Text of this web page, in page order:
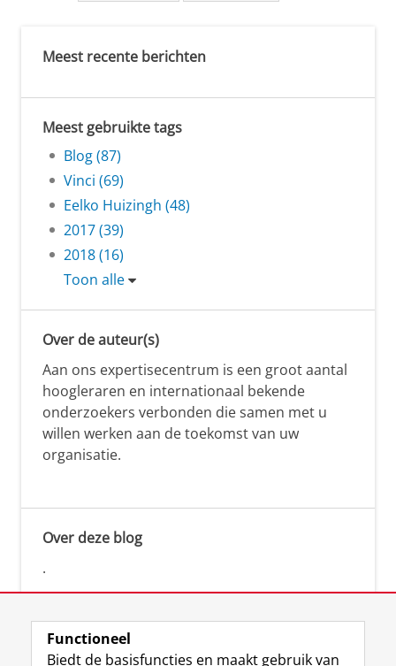
Meest recente berichten
Meest gebruikte tags
Blog (87)
Vinci (69)
Eelko Huizingh (48)
2017 (39)
2018 (16)
Toon alle
Over de auteur(s)
Aan ons expertisecentrum is een groot aantal
hoogleraren en internationaal bekende
onderzoekers verbonden die samen met u
willen werken aan de toekomst van uw
organisatie.
Over deze blog
.
Functioneel
Biedt de basisfuncties en maakt gebruik van